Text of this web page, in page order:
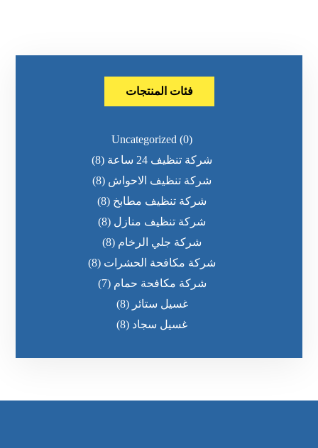
فئات المنتجات
Uncategorized (0)
شركة تنظيف 24 ساعة
(8)
شركة تنظيف الاحواش (8)
شركة تنظيف مطابخ (8)
شركة تنظيف منازل (8)
شركة جلي الرخام (8)
شركة مكافحة الحشرات (8)
شركة مكافحة حمام (7)
غسيل ستائر (8)
غسيل سجاد (8)